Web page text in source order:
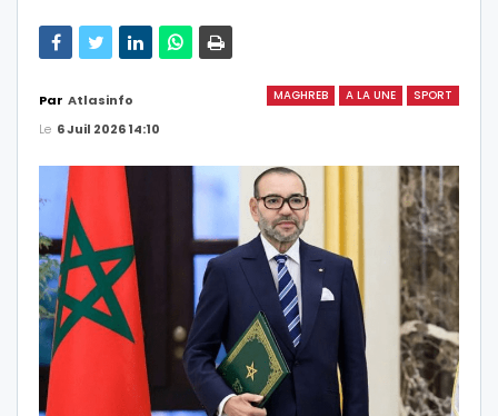
MAGHREB A LA UNE SPORT
Par Atlasinfo
Le 6 Juil 2026 14:10